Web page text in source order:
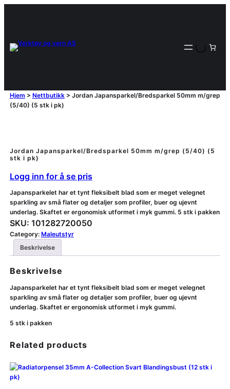
Hjem > Nettbutikk> Jordan Japansparkel/Bredsparkel 50mm m/grep
(5/40) (5 stk i pk)
Jordan Japansparkel/Bredsparkel 50mm m/grep (5/40) (5
stk i pk)
Logg inn for å se pris
Japansparkelet har et tynt fleksibelt blad som er meget velegnet
sparkling av små flater og detaljer som profiler, buer og ujevnt
underlag. Skaftet er ergonomisk utformet i myk gummi. 5 stk i pakken
SKU: 101282720050
Category: Maleutstyr
Beskrivelse
Beskrivelse
Japansparkelet har et tynt fleksibelt blad som er meget velegnet
sparkling av små flater og detaljer som profiler, buer og ujevnt
underlag. Skaftet er ergonomisk utformet i myk gummi.
5 stk i pakken
Related products